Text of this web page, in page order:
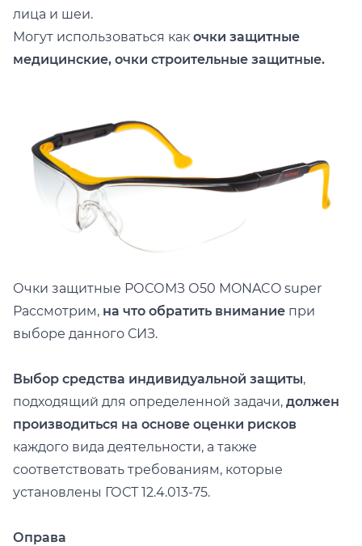
лица и шеи.
Могут использоваться как очки защитные
медицинские, очки строительные защитные.
Очки защитные РОСОМЗ О50 MONACO super
Рассмотрим, на что обратить внимание при
выборе данного СИЗ.
Выбор средства индивидуальной защиты,
подходящий для определенной задачи, должен
производиться на основе оценки рисков
каждого вида деятельности, а также
соответствовать требованиям, которые
установлены ГОСТ 12.4.013-75.
Оправа